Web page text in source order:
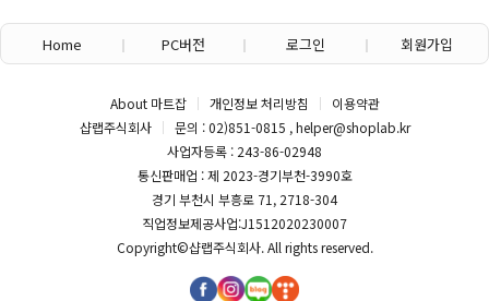
Home PC버전 로그인 회원가입
About 마트잡 개인정보 처리방침
이용약관
샵랩주식회사
문의 : 02)851-0815 , helper@shoplab.kr
사업자등록 : 243-86-02948
통신판매업 : 제 2023-경기부천-3990호
경기 부천시 부흥로 71, 2718-304
직업정보제공사업:J1512020230007
Copyright©샵랩주식회사. All rights reserved.